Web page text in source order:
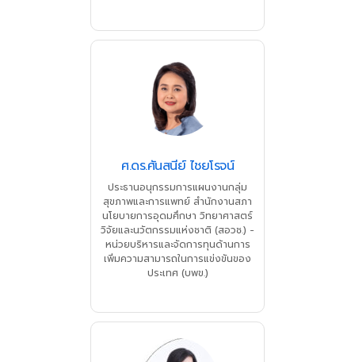
ศ.ดร.ศันสนีย์ ไชยโรจน์
ประธานอนุกรรมการแผนงานกลุ่ม
สุขภาพและการแพทย์ สำนักงานสภา
นโยบายการอุดมศึกษา วิทยาศาสตร์
วิจัยและนวัตกรรมแห่งชาติ (สอวช.) -
หน่วยบริหารและจัดการทุนด้านการ
เพิ่มความสามารถในการแข่งขันของ
ประเทศ (บพข.)